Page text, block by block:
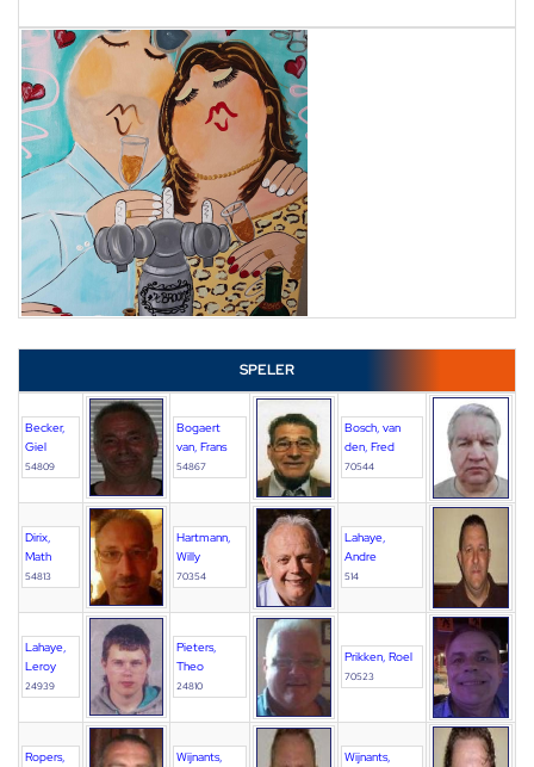
SPELER
Becker,
Giel
54809
Bogaert
van, Frans
54867
Bosch, van
den, Fred
70544
Dirix,
Math
54813
Hartmann,
Willy
70354
Lahaye,
Andre
514
Lahaye,
Leroy
24939
Pieters,
Theo
24810
Prikken, Roel
70523
Ropers,
Wijnants,
Wijnants,